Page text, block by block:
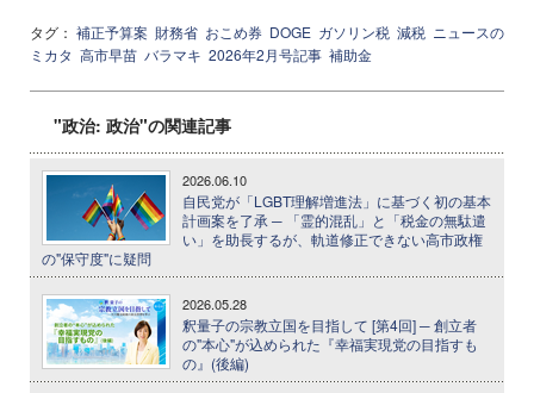
タグ： 補正予算案 財務省 おこめ券 DOGE ガソリン税 減税 ニュースの
ミカタ 高市早苗 バラマキ 2026年2月号記事 補助金
"政治: 政治"の関連記事
2026.06.10
自民党が「LGBT理解増進法」に基づく初の基本
計画案を了承 ─ 「霊的混乱」と「税金の無駄遣
い」を助長するが、軌道修正できない高市政権
の"保守度"に疑問
2026.05.28
釈量子の宗教立国を目指して [第4回] ─ 創立者
の"本心"が込められた『幸福実現党の目指すも
の』(後編)